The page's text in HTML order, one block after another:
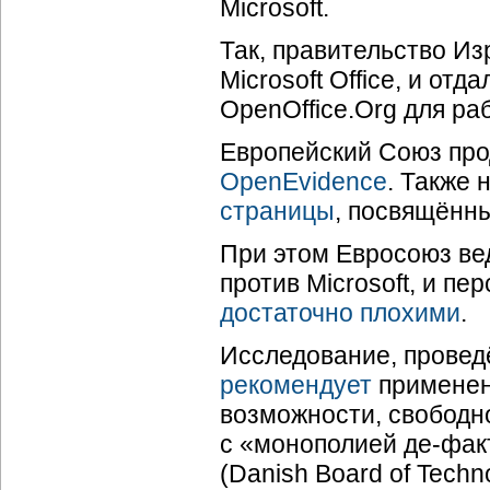
Microsoft.
Так, правительство
Microsoft Office, и
OpenOffice.Org для
Европейский Союз
OpenEvidence. Также
страницы,
При этом Евросоюз
против Microsoft, и
достаточно плохими.
Исследование,
рекомендует
возможности,
с «монополией де-
(Danish Board of